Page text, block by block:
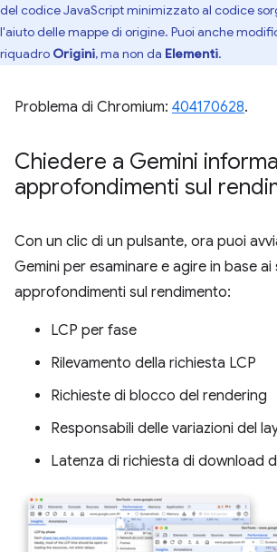
del codice JavaScript minimizzato al codice
l'aiuto delle mappe di origine. Puoi anche
riquadro Origini, ma non da Elementi.
Problema di Chromium: 404170628.
Chiedere a Gemini
approfondimenti sul
Con un clic di un pulsante, ora puoi
Gemini per esaminare e agire in base ai
approfondimenti sul rendimento:
LCP per fase
Rilevamento della richiesta LCP
Richieste di blocco del rendering
Responsabili delle variazioni del
Latenza di richiesta di download